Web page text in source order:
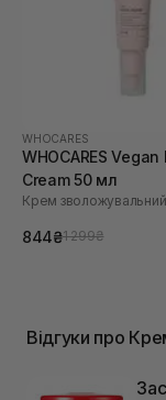
WHOCARES
WHOCARES Vegan
Cream 50 мл
844₴1 299₴
Відгуки про